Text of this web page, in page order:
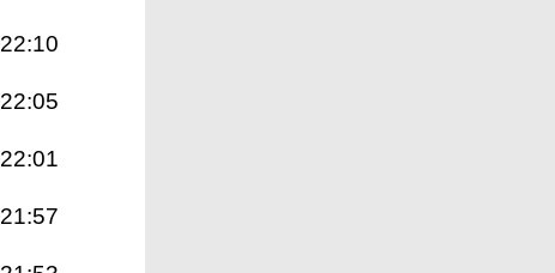
22:10
22:05
22:01
21:57